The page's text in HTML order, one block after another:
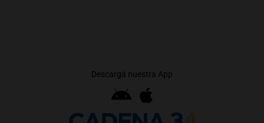
Descargá nuestra App